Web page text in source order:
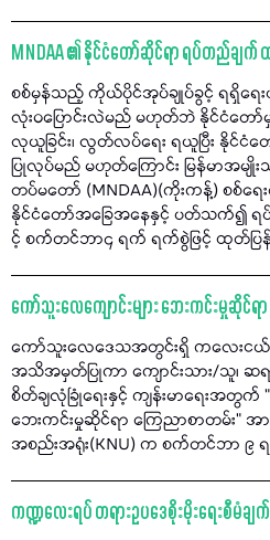
MNDAA ၏ နိုင်ငံတော်ဆိုင်ရာ ရပ်တည်ချက်
စစ်မှန်သည့် ကိုယ်ပိုင်အုပ်ချုပ်ခွင့် ရရှိရ
လုံးဝပြောင်းလဲမည် မဟုတ်ဘဲ နိုင်ငံတော်
လုယူခြင်း၊ လွတ်လပ်ရေး ရယူပြီး နိုင်ငံတ
ပြုလုပ်မည် မဟုတ်ကြောင်း မြန်မာအမ
တပ်မတော် (MNDAA)(ကိုးကန့်) စစ်
နိုင်ငံတော်အခြေအနေနှင့် ပတ်သက်၍ ရ
င့် စက်တင်ဘာ၄ ရက် ရက်စွဲဖြင့် ထုတ်ပြ
ကော်သူးလေကျောင်းများ ဘေးကင်းမှုဆိုင်ရ
ကော်သူးလေဒေသအတွင်းရှိ ကလေးငယ်မ
အသိအမှတ်ပြုကာ ကျောင်းသား/သူ၊ ဆရာမ
စိတ်ချလုံခြုံရေးနှင့် ကျန်းမာရေးအတွက်
ဘေးကင်းမှုဆိုင်ရာ ကြေညာစာတမ်း" အ
အစည်းအရုံး(KNU) က စက်တင်ဘာ
ကဏ္ဍလေးရပ် တရားဥပဒေစိုးမိုးရေးစီမံချ